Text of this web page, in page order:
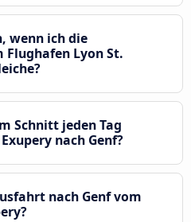
wenn ich die
Flughafen Lyon St.
Schnitt jeden Tag
nach Genf?
nach Genf vom